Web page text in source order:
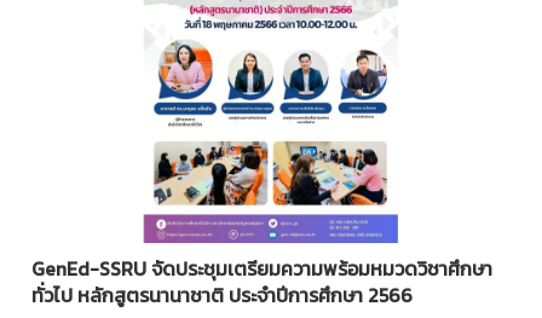
GenEd-SSRU จัดประชุมเตรียมความพร้อมหมวดวิชาศึกษา
ทั่วไป หลักสูตรนานาชาติ ประจำปีการศึกษา 2566